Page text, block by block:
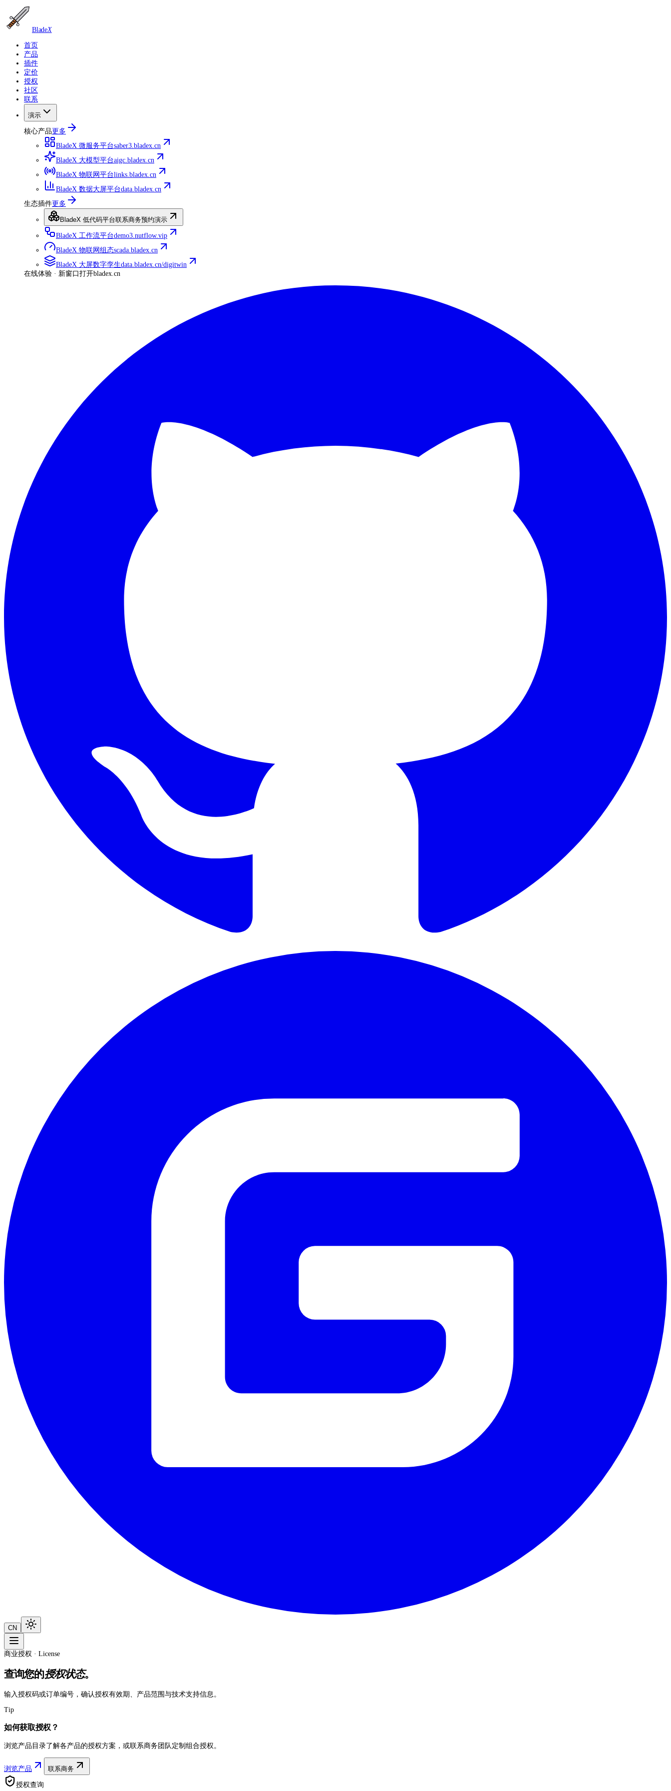
BladeX
首页
产品
插件
定价
授权
社区
联系
演示
核心产品更多
BladeX 微服务平台saber3.bladex.cn
BladeX 大模型平台aigc.bladex.cn
BladeX 物联网平台links.bladex.cn
BladeX 数据大屏平台data.bladex.cn
生态插件更多
BladeX 低代码平台联系商务预约演示
BladeX 工作流平台demo3.nutflow.vip
BladeX 物联网组态scada.bladex.cn
BladeX 大屏数字孪生data.bladex.cn/digitwin
在线体验 · 新窗口打开bladex.cn
CN
商业授权 · License
查询您的授权状态。
输入授权码或订单编号，确认授权有效期、产品范围与技术支持信息。
Tip
如何获取授权？
浏览产品目录了解各产品的授权方案，或联系商务团队定制组合授权。
浏览产品 联系商务
授权查询